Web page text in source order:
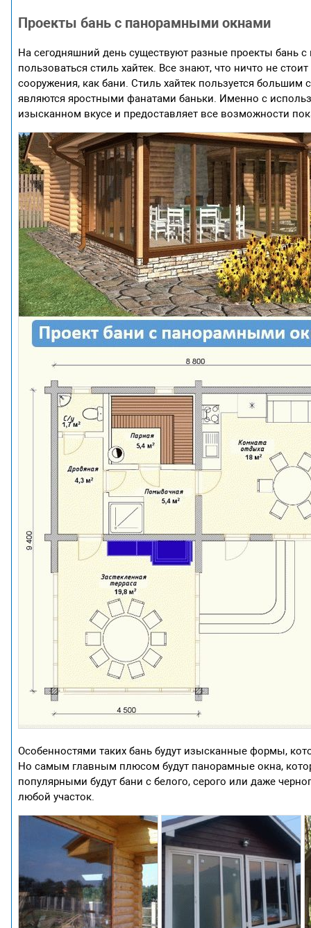
Проекты бань с панорамными окнами
На сегодняшний день существуют разные проекты
пользоваться стиль хайтек. Все знают, что ничто не
сооружения, как бани. Стиль хайтек пользуется
являются яростными фанатами баньки. Именно с
изысканном вкусе и предоставляет все возможности
Особенностями таких бань будут изысканные формы,
Но самым главным плюсом будут панорамные окна,
популярными будут бани с белого, серого или даже
любой участок.